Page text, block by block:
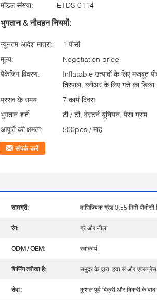
मॉडल संख्या:
ETDS 0114
भुगतान & नौवहन नियमों:
न्यूनतम आदेश मात्रा:
1 पीसी
मूल्य:
Negotiation price
पैकेजिंग विवरण:
Inflatable उत्पादों के लिए मजबूत
तिरपाल, ब्लोअर के लिए गत्ते का
प्रसव के समय:
7 कार्य दिवस
भुगतान शर्तें:
टी / टी, वेस्टर्न यूनियन, पैसा ग्राम
आपूर्ति की क्षमता:
500pcs / माह
संपर्क करें
सामग्री: वाणिज्यिक ग्रेड 0.55 मिमी पीवीसी
रंग: ग्रे और नीला
ODM / OEM: स्वीकार्य
शिपिंग तरीका है: समुद्र के द्वारा, हवा से और एक्सप्रेस
सेवा: कुशल पूर्व बिक्री और बिक्री के बाद